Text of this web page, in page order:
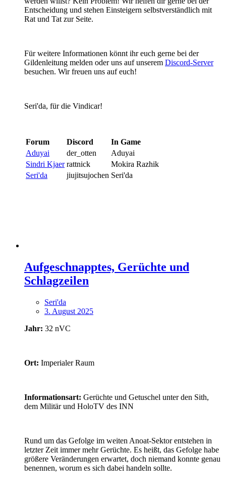
Entscheidung und stehen Einsteigern selbstverständlich mit
Rat und Tat zur Seite.
Für weitere Informationen könnt ihr euch gerne bei der
Gildenleitung melden oder uns auf unserem Discord-Server
besuchen. Wir freuen uns auf euch!
Seri'da, für die Vindicar!
Forum Discord
In Game
Aduyai
der_otten
Aduyai
Sindri Kjaer rattnick
Mokira Razhik
Seri'da
jiujitsujochen Seri'da
Aufgeschnapptes, Gerüchte und
Schlagzeilen
Seri'da
3. August 2025
Jahr: 32 nVC
Ort: Imperialer Raum
Informationsart: Gerüchte und Getuschel unter den Sith,
dem Militär und HoloTV des INN
Rund um das Gefolge im weiten Anoat-Sektor entstehen in
letzter Zeit immer mehr Gerüchte. Es heißt, das Gefolge habe
größere Veränderungen erwartet, doch niemand konnte genau
benennen, worum es sich dabei handeln sollte.